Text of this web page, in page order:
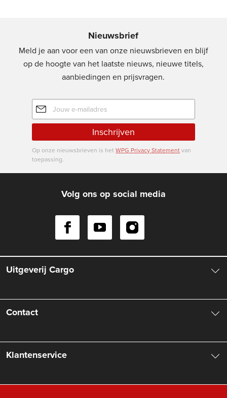
Nieuwsbrief
Meld je aan voor een van onze nieuwsbrieven en blijf
op de hoogte van het laatste nieuws, nieuwe titels,
aanbiedingen en prijsvragen.
E-
mailadres
Inschrijven
Op onze nieuwsbrieven is hetWPG Privacy Statementvan
toepassing.
Volg ons op social media
Uitgeverij Cargo
Vacatures
Nieuwsbrief
Contact
Klantenservice